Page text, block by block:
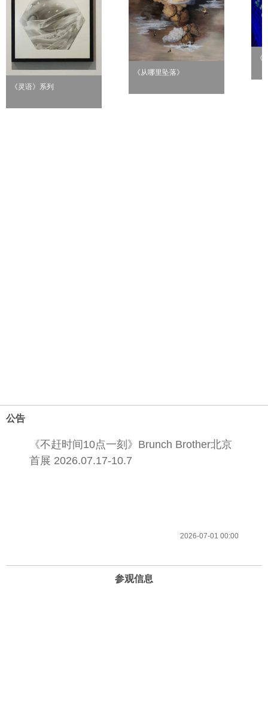
《灵语》系列
《从哪里坠落》
《
公告
《不赶时间10点一刻》Brunch Brother北京
首展 2026.07.17-10.7
2026-07-01 00:00
参观信息